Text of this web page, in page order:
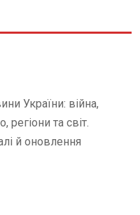
України: війна,
регіони та світ.
й оновлення